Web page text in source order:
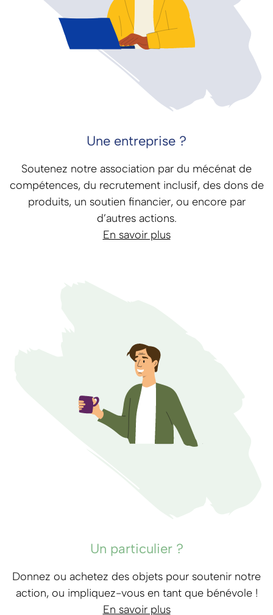
Une entreprise ?
Soutenez notre association par du mécénat de
compétences, du recrutement inclusif, des dons de
produits, un soutien financier, ou encore par
d’autres actions.
En savoir plus
Un particulier ?
Donnez ou achetez des objets pour soutenir notre
action, ou impliquez-vous en tant que bénévole !
En savoir plus